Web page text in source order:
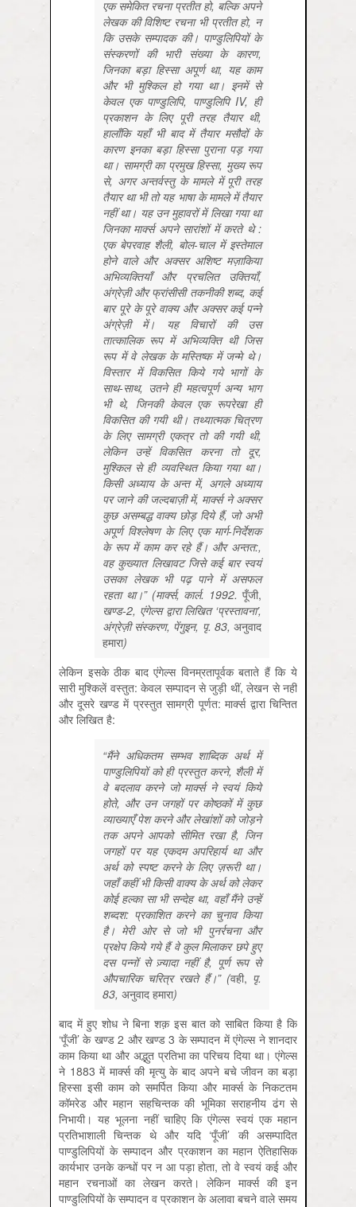
एक समेकित रचना प्रतीत हो, बल्कि अपने
लेखक की विशिष्ट रचना भी प्रतीत हो, न
कि उसके सम्पादक की। पाण्डुलिपियों के
संस्करणों की भारी संख्या के कारण,
जिनका बड़ा हिस्सा अपूर्ण था, यह काम
और भी मुश्किल हो गया था। इनमें से
केवल एक पाण्डुलिपि, पाण्डुलिपि IV, ही
प्रकाशन के लिए पूरी तरह तैयार थी,
हालाँकि यहाँ भी बाद में तैयार मसौदों के
कारण इनका बड़ा हिस्सा पुराना पड़ गया
था। सामग्री का प्रमुख हिस्सा, मुख्य रूप
से, अगर अन्तर्वस्तु के मामले में पूरी तरह
तैयार था भी तो यह भाषा के मामले में तैयार
नहीं था। यह उन मुहावरों में लिखा गया था
जिनका मार्क्स अपने सारांशों में करते थे :
एक बेपरवाह शैली, बोल-चाल में इस्तेमाल
होने वाले और अक्सर अशिष्ट मज़ाकिया
अभिव्यक्तियाँ और प्रचलित उक्तियाँ,
अंग्रेज़ी और फ्रांसीसी तकनीकी शब्द, कई
बार पूरे के पूरे वाक्य और अक्सर कई पन्ने
अंग्रेज़ी में। यह विचारों की उस
तात्कालिक रूप में अभिव्यक्ति थी जिस
रूप में वे लेखक के मस्तिष्क में जन्मे थे।
विस्तार में विकसित किये गये भागों के
साथ-साथ, उतने ही महत्वपूर्ण अन्य भाग
भी थे, जिनकी केवल एक रूपरेखा ही
विकसित की गयी थी। तथ्यात्मक चित्रण
के लिए सामग्री एकत्र तो की गयी थी,
लेकिन उन्हें विकसित करना तो दूर,
मुश्किल से ही व्यवस्थित किया गया था।
किसी अध्याय के अन्त में, अगले अध्याय
पर जाने की जल्दबाज़ी में, मार्क्स ने अक्सर
कुछ असम्बद्ध वाक्य छोड़ दिये हैं, जो अभी
अपूर्ण विश्लेषण के लिए एक मार्ग-निर्देशक
के रूप में काम कर रहे हैं। और अन्तत:,
वह कुख्यात लिखावट जिसे कई बार स्वयं
उसका लेखक भी पढ़ पाने में असफल
रहता था।” (मार्क्स, कार्ल. 1992. पूँजी,
खण्ड-2, एंगेल्स द्वारा लिखित ‘प्रस्तावना’,
अंग्रेज़ी संस्करण, पेंगुइन, पृ. 83, अनुवाद
हमारा)
लेकिन इसके ठीक बाद एंगेल्स विनम्रतापूर्वक बताते हैं कि ये
सारी मुश्किलें वस्तुत: केवल सम्पादन से जुड़ी थीं, लेखन से नहीं
और दूसरे खण्ड में प्रस्तुत सामग्री पूर्णत: मार्क्स द्वारा चिन्तित
और लिखित है:
“मैंने अधिकतम सम्भव शाब्दिक अर्थ में
पाण्डुलिपियों को ही प्रस्तुत करने, शैली में
वे बदलाव करने जो मार्क्स ने स्वयं किये
होते, और उन जगहों पर कोष्ठकों में कुछ
व्याख्याएँ पेश करने और लेखांशों को जोड़ने
तक अपने आपको सीमित रखा है, जिन
जगहों पर यह एकदम अपरिहार्य था और
अर्थ को स्पष्ट करने के लिए ज़रूरी था।
जहाँ कहीं भी किसी वाक्य के अर्थ को लेकर
कोई हल्का सा भी सन्देह था, वहाँ मैंने उन्हें
शब्दश: प्रकाशित करने का चुनाव किया
है। मेरी ओर से जो भी पुनर्रचना और
प्रक्षेप किये गये हैं वे कुल मिलाकर छपे हुए
दस पन्नों से ज़्यादा नहीं है, पूर्ण रूप से
औपचारिक चरित्र रखते हैं।” (वही, पृ.
83, अनुवाद हमारा)
बाद में हुए शोध ने बिना शक़ इस बात को साबित किया है कि
‘पूँजी’ के खण्ड 2 और खण्ड 3 के सम्पादन में एंगेल्स ने शानदार
काम किया था और अद्भुत प्रतिभा का परिचय दिया था। एंगेल्स
ने 1883 में मार्क्स की मृत्यु के बाद अपने बचे जीवन का बड़ा
हिस्सा इसी काम को समर्पित किया और मार्क्स के निकटतम
कॉमरेड और महान सहचिन्तक की भूमिका सराहनीय ढंग से
निभायी। यह भूलना नहीं चाहिए कि एंगेल्स स्वयं एक महान
प्रतिभाशाली चिन्तक थे और यदि ‘पूँजी’ की असम्पादित
पाण्डुलिपियों के सम्पादन और प्रकाशन का महान ऐतिहासिक
कार्यभार उनके कन्धों पर न आ पड़ा होता, तो वे स्वयं कई और
महान रचनाओं का लेखन करते। लेकिन मार्क्स की इन
पाण्डुलिपियों के सम्पादन व प्रकाशन के अलावा बचने वाले समय